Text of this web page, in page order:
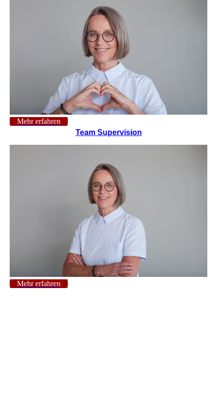
Mehr erfahren
Team Supervision
Mehr erfahren